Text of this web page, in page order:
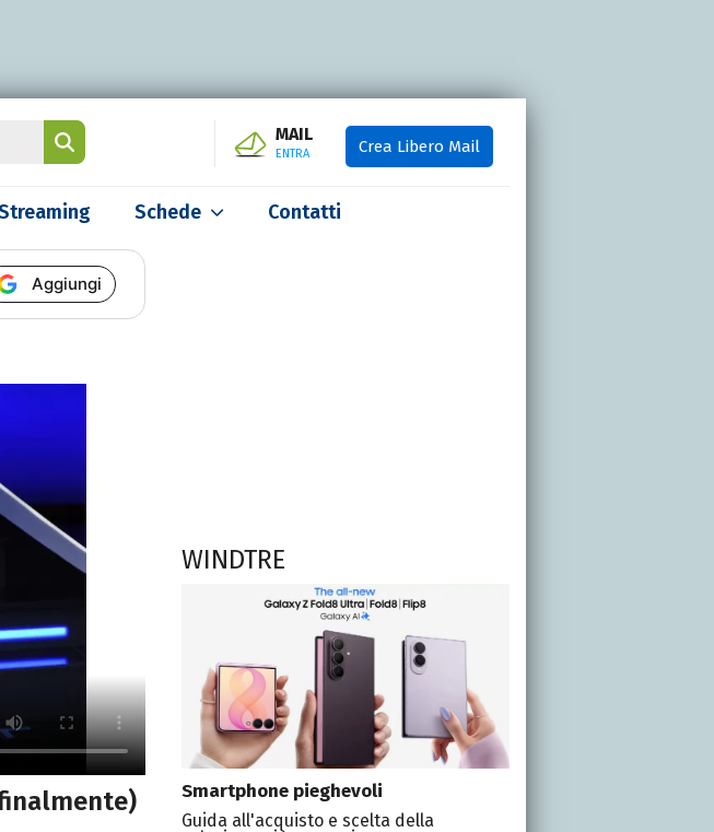
MAIL
ENTRA Crea Libero Mail
Schede Contatti
Aggiungi
WINDTRE
Smartphone pieghevoli
Guida all'acquisto e scelta della